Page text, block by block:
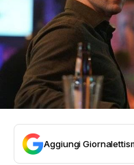
Aggiungi